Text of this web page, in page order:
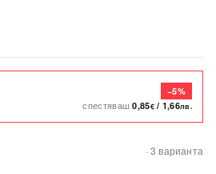
−5%
спестяваш0,85€/ 1,66лв.
· 3 варианта